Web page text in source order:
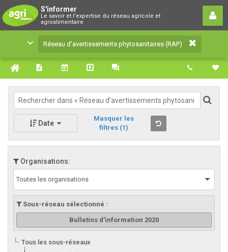
S'informer
Le savoir et l'expertise du réseau agricole et
agroalimentaire
Réseau d’avertissements
phytosanitaires (RAP)
Le savoir et l'expertise du réseau agricole et
agroalimentaire
Réseau d’avertissements phytosanitaires (RAP)
Date
Masquer les
filtres (1)
Organisations:
Toutes les organisations
Sous-réseau sélectionné :
Bulletins d'information 2020
Tous les sous-réseaux